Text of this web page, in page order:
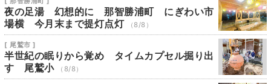
夜の足湯 幻想的に 那智勝浦町 にぎわい市
場横 今月末まで提灯点灯
（8/8）
[ 尾鷲市 ]
半世紀の眠りから覚め タイムカプセル掘り出
す 尾鷲小
（8/8）